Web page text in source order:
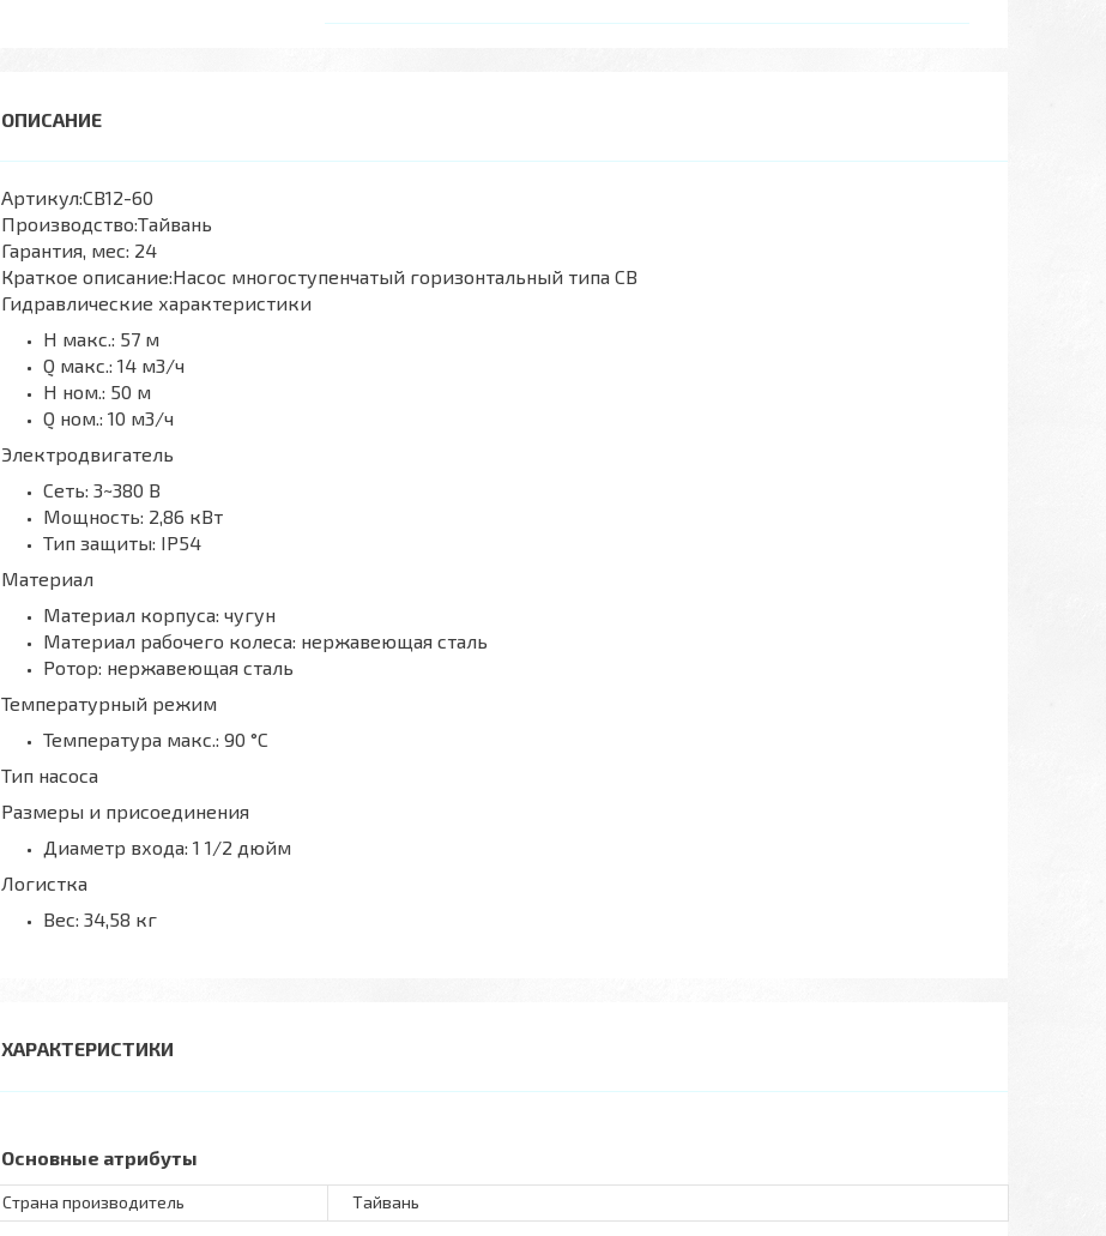
Артикул:CB12-60
Производство:Тайвань
Гарантия, мес: 24
Краткое описание:Насос многоступенчатый горизонтальный типа CB
Гидравлические характеристики
H макс.: 57 м
Q макс.: 14 м3/ч
H ном.: 50 м
Q ном.: 10 м3/ч
Электродвигатель
Сеть: 3~380 В
Мощность: 2,86 кВт
Тип защиты: IP54
Материал
Материал корпуса: чугун
Материал рабочего колеса: нержавеющая сталь
Ротор: нержавеющая сталь
Температурный режим
Температура макс.: 90 °С
Тип насоса
Размеры и присоединения
Диаметр входа: 1 1/2 дюйм
Логистка
Вес: 34,58 кг
ХАРАКТЕРИСТИКИ
Основные атрибуты
Страна производитель Тайвань